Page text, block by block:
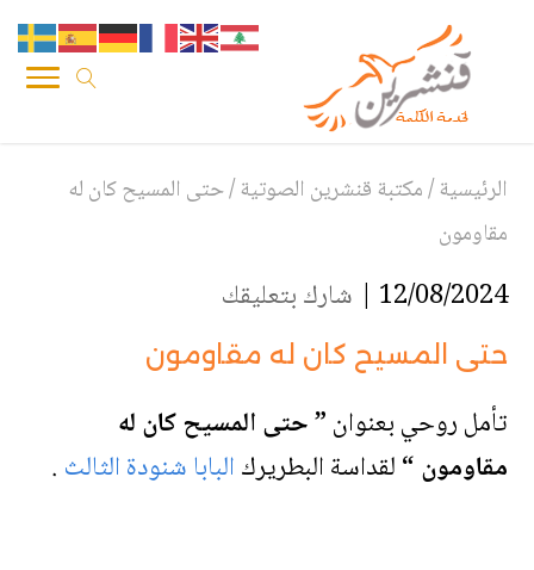
الرئيسية/مكتبة قنشرين الصوتية/حتى المسيح كان له
مقاومون
12/08/2024 | شارك بتعليقك
حتى المسيح كان له مقاومون
تأمل روحي بعنوان” حتى المسيح كان له
مقاومون “لقداسة البطريركالبابا شنودة الثالث .